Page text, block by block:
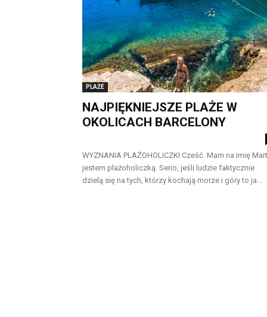
PLAŻE
NAJPIĘKNIEJSZE PLAŻE W
OKOLICACH BARCELONY
WYZNANIA PLAŻOHOLICZKI Cześć. Mam na imię
jestem plażoholiczką. Serio, jeśli ludzie faktycznie
dzielą się na tych, którzy kochają morze i góry to ja...